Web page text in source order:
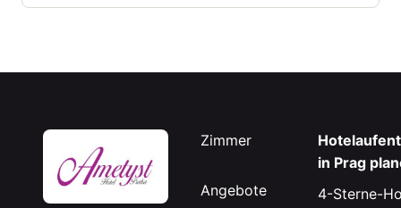
Zimmer
Angebote
in Prag
4-Sterne-